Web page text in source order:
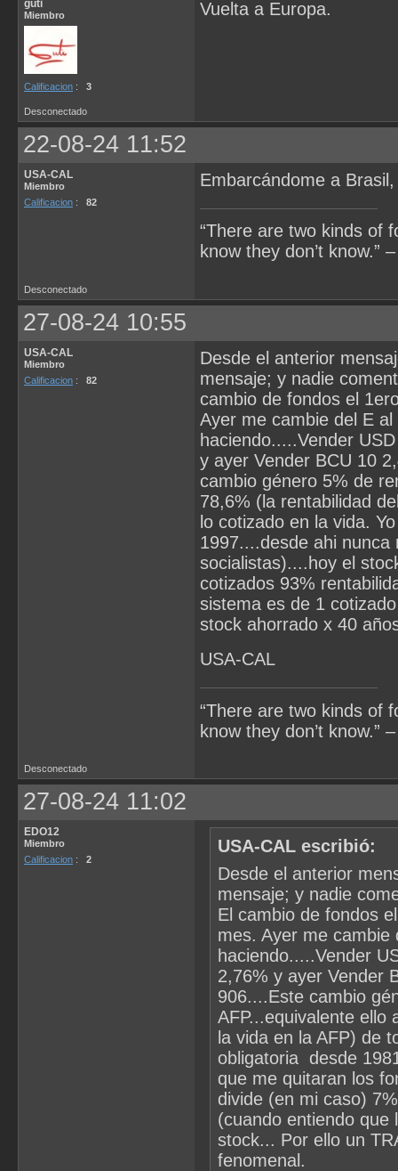
guti
Miembro
Calificacion : 3
Vuelta a Europa.
Desconectado
22-08-24 11:52
USA-CAL
Miembro
Calificacion : 82
Embarcándome a
“There are two kinds of
know they don’t know.”
Desconectado
27-08-24 10:55
USA-CAL
Miembro
Calificacion : 82
Desde el anterior
mensaje; y nadie
cambio de fondos el
Ayer me cambie del E
haciendo.....Vender
y ayer Vender BCU 10
cambio género 5% de
78,6% (la rentabilidad
lo cotizado en la vida.
1997....desde ahi
socialistas)....hoy el
cotizados 93%
sistema es de 1
stock ahorrado x 40
USA-CAL
“There are two kinds of
know they don’t know.”
Desconectado
27-08-24 11:02
EDO12
Miembro
Calificacion : 2
USA-CAL escribió:
Desde el anterior
mensaje; y nadie
El cambio de fondos
mes. Ayer me
haciendo.....Vender
2,76% y ayer Vender
906....Este cambio
AFP...equivalente ello
la vida en la AFP) de
obligatoria desde
que me quitaran los
divide (en mi caso)
(cuando entiendo que
stock... Por ello un
fenomenal.